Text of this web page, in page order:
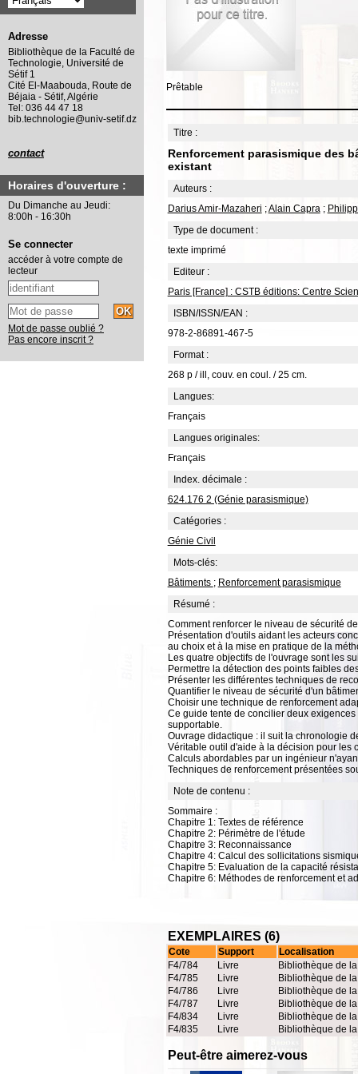
Prêtable
Titre :
Renforcement parasismique des
existant
Auteurs :
Darius Amir-Mazaheri ;Alain Capra;
Type de document :
texte imprimé
Editeur :
Paris [France] : CSTB éditions: Centre
ISBN/ISSN/EAN :
978-2-86891-467-5
Format :
268 p / ill, couv. en coul. / 25 cm.
Langues:
Français
Langues originales:
Français
Index. décimale :
624.176 2 (Génie parasismique)
Catégories :
Génie Civil
Mots-clés:
Bâtiments ; Renforcement parasismique
Résumé :
Comment renforcer le niveau de sécurité
Présentation d'outils aidant les acteurs
au choix et à la mise en pratique de la
Les quatre objectifs de l'ouvrage sont les
Permettre la détection des points faibles
Présenter les différentes techniques de
Quantifier le niveau de sécurité d'un
Choisir une technique de renforcement
Ce guide tente de concilier deux
supportable.
Ouvrage didactique : il suit la chronologie
Véritable outil d'aide à la décision pour les
Calculs abordables par un ingénieur
Techniques de renforcement présentées
Note de contenu :
Sommaire :
Chapitre 1: Textes de référence
Chapitre 2: Périmètre de l'étude
Chapitre 3: Reconnaissance
Chapitre 4: Calcul des sollicitations
Chapitre 5: Evaluation de la capacité
Chapitre 6: Méthodes de renforcement et
EXEMPLAIRES (6)
Cote Support
Localisation
F4/784
Livre
Bibliothèque de
F4/785
Livre
Bibliothèque de
F4/786
Livre
Bibliothèque de
F4/787
Livre
Bibliothèque de
F4/834
Livre
Bibliothèque de
F4/835
Livre Bibliothèque de
Peut-être aimerez-vous
Adresse
Bibliothèque de la Faculté de
Technologie, Université de
Sétif 1
Cité El-Maabouda, Route de
Béjaia - Sétif, Algérie
Tel: 036 44 47 18
bib.technologie@univ-setif.dz
contact
Horaires d'ouverture :
Du Dimanche au Jeudi:
8:00h - 16:30h
Se connecter
accéder à votre compte de
lecteur
Mot de passe oublié ?
Pas encore inscrit ?